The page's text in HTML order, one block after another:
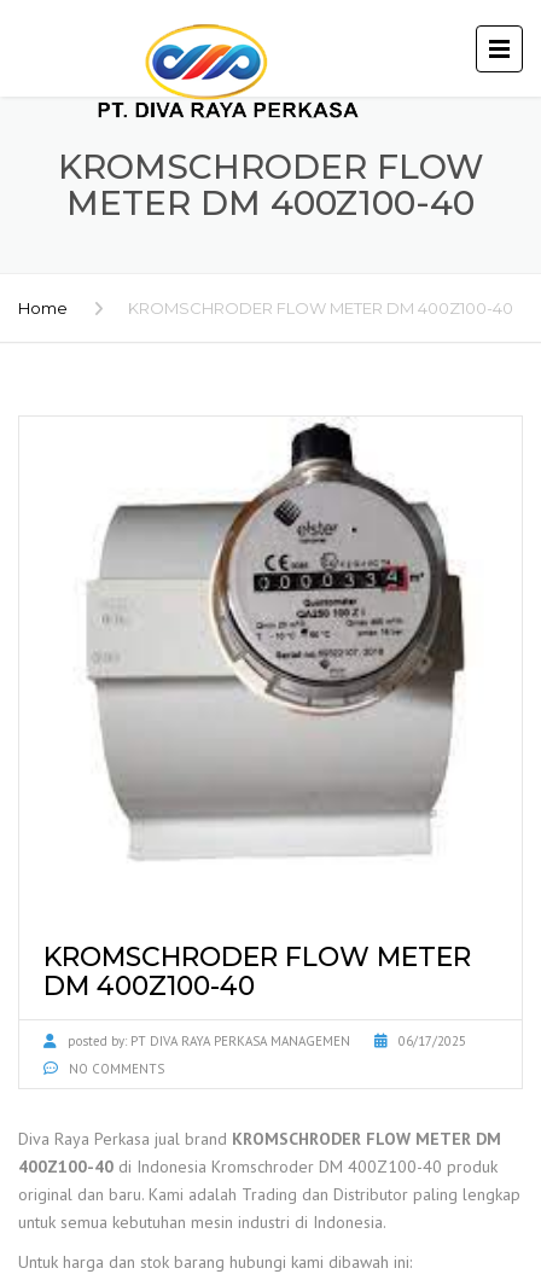
KROMSCHRODER FLOW
METER DM 400Z100-40
Home KROMSCHRODER FLOW METER DM 400Z100-40
KROMSCHRODER FLOW METER
DM 400Z100-40
posted by: PT DIVA RAYA PERKASA MANAGEMEN
06/17/2025
NO COMMENTS
Diva Raya Perkasa jual brand KROMSCHRODER FLOW METER DM
400Z100-40 di Indonesia Kromschroder DM 400Z100-40 produk
original dan baru. Kami adalah Trading dan Distributor paling lengkap
untuk semua kebutuhan mesin industri di Indonesia.
Untuk harga dan stok barang hubungi kami dibawah ini: